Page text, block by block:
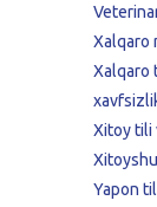
Xalqaro
Xalqaro
Xitoy tili
Yapon